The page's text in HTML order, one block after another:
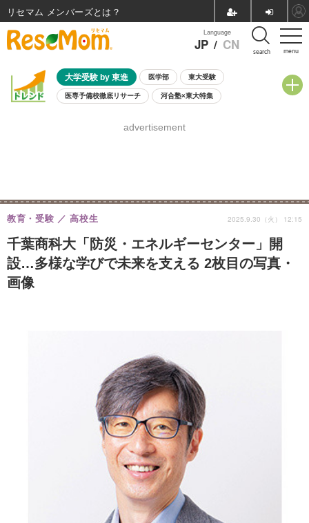
menu
Language
JP / CN search
大学受験 by 東進 医学部 東大受験
医専予備校徹底リサーチ 河合塾×東大特集
8月開催学校説明会・相談会
advertisement
千葉商科大「防災・エネルギーセンター」開
設…多様な学びで未来を支える 2枚目の写真・
画像
教育・受験 高校生 2025.9.30（火） 12:15
リセマム メンバーズ